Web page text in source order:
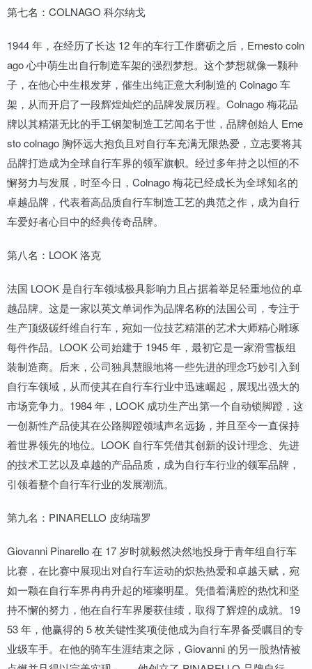
第七名：COLNAGO 科尔纳戈
1944 年，在经历了长达 12 年的车行工作磨砺之后，Ernesto coln
ago 心中萌生出自行制造车架的强烈梦想。这个梦想就像一颗种
子，在他心中生根发芽，催生出纯正意大利制造的 Colnago 车
架，从而开启了一段辉煌灿烂的品牌发展历程。Colnago 梅花品
牌以其精湛无比的手工钢架制造工艺闻名于世，品牌创始人 Erne
sto colnago 胸怀远大抱负且对自行车充满无限热爱，立志要将其
品牌打造成为全球自行车界的领军旗帜。经过多年持之以恒的不
懈努力与发展，时至今日，Colnago 梅花已经成长为全球知名的
卓越品牌，代表着高品质自行车制造工艺的典范之作，成为自行
车爱好者心目中的经典传奇品牌。
第八名：LOOK 洛克
法国 LOOK 是自行车领域极具影响力且占据着举足轻重地位的卓
越品牌。这是一家以英文单词作为品牌名称的法国公司，专注于
生产顶级碳纤维自行车，宛如一位技艺精湛的艺术大师精心雕琢
每件作品。LOOK 公司始建于 1945 年，最初它是一家滑雪板组
装制造商。后来，公司独具慧眼地将一些先进的理念巧妙引入到
自行车领域，从而使其在自行车行业中迅速崛起，展现出强大的
市场竞争力。1984 年，LOOK 成功生产出第一个自动锁脚蹬，这
一创新性产品使其在公路脚蹬领域声名远扬，并且至今一直保持
着世界领先的地位。LOOK 自行车凭借其创新的设计理念、先进
的技术工艺以及卓越的产品品质，成为自行车行业的领军品牌，
引领着整个自行车行业的发展潮流。
第九名：PINARELLO 皮纳瑞罗
Giovanni Pinarello 在 17 岁时就毅然决然地投身于青年组自行车
比赛，在比赛中展现出对自行车运动的炽热热爱和卓越天赋，宛
如一颗在自行车界冉冉升起的璀璨明星。凭借着满腔的热忱和坚
持不懈的努力，他在自行车界屡获佳绩，取得了辉煌的成就。19
53 年，他赢得的 5 枚关键性奖项使他成为自行车界备受瞩目的专
业级车手。在他的骑车生涯结束之际，Giovanni 的另一股热情被